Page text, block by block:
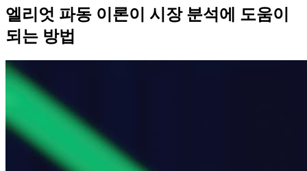
엘리엇 파동 이론이 시장 분석에 도움이
되는 방법